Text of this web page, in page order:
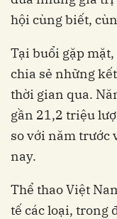
hội cùng biết,
Tại buổi gặp
chia sẻ những
thời gian qua.
gần 21,2 triệu
so với năm trước
nay.
Thể thao Việt
tế các loại, trong